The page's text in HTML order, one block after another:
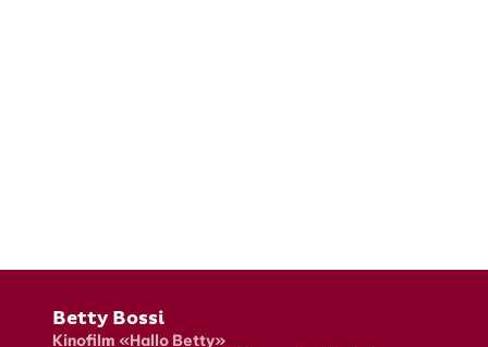
Fusszeile
Betty Bossi
Kinofilm «Hallo Betty»